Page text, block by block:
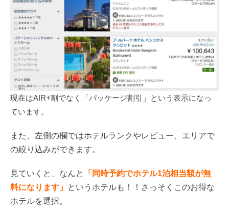
現在はAIR+割でなく「パッケージ割引」という表示になっ
ています。
また、左側の欄ではホテルランクやレビュー、エリアで
の絞り込みができます。
見ていくと、なんと
「同時予約でホテル1泊相当額が無
料になります」 というホテルも！！さっそくこのお得な
ホテルを選択。